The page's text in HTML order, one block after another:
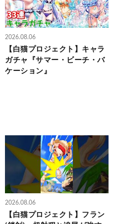
2026.08.06
【白猫プロジェクト】キャラ
ガチャ『サマー・ビーチ・バ
ケーション』
2026.08.06
【白猫プロジェクト】フラン